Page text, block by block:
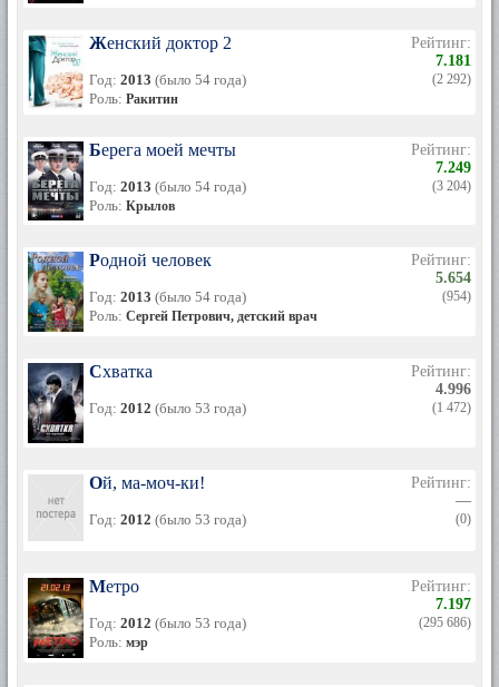
студент философского факультета БГУ и Клим (11.03.1998).
В 2005 году, наконец, сбылась давняя мечта Анатолия
Котенева: они с женой купили участок на котором
построили дом по собственному проекту, где Анатолий
очень любит бывать, заниматься рыбалкой и рисовать
Женский доктор 2
Год: 2013 (было 54 года)
Роль: Ракитин
Рейтинг:
7.181
(2 292)
Берега моей мечты
Год: 2013 (было 54 года)
Роль: Крылов
Рейтинг:
7.249
(3 204)
Родной человек
Год: 2013 (было 54 года)
Роль: Сергей Петрович, детский врач
Рейтинг:
5.654
(954)
Схватка
Год: 2012 (было 53 года)
Рейтинг:
4.996
(1 472)
Ой, ма-моч-ки!
Год: 2012 (было 53 года)
Рейтинг:
—
(0)
Метро
Год: 2012 (было 53 года)
Роль: мэр
Рейтинг:
7.197
(295 686)